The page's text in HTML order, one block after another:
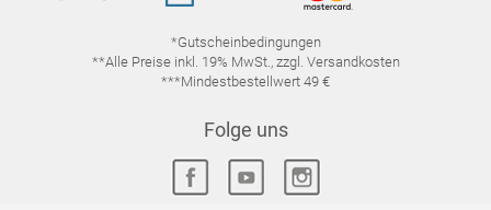
*Gutscheinbedingungen
**Alle Preise inkl. 19% MwSt., zzgl. Versandkosten
***Mindestbestellwert 49 €
Folge uns